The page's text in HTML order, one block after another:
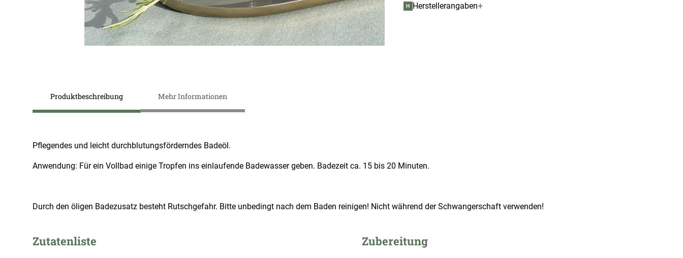
Bildergalerie
H Herstellerangaben+
Produktbeschreibung
Pflegendes und leicht durchblutungsförderndes Badeöl.
Anwendung: Für ein Vollbad einige Tropfen ins einlaufende Badewasser geben. Badezeit ca. 15 bis 20 Minuten.
Durch den öligen Badezusatz besteht Rutschgefahr. Bitte unbedingt nach dem Baden reinigen! Nicht während der Schwangerschaft verwenden!
Zutatenliste Zubereitung
Mehr Informationen